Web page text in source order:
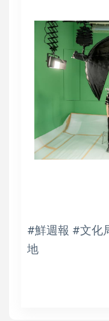
#鮮週報 #文化
地